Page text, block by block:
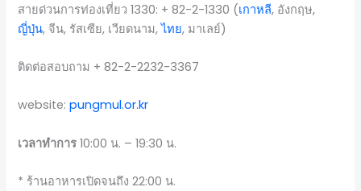
สายด่วนการท่องเที่ยว 1330: + 82-2-1330 (เกาหลี, อังกฤษ,
ญี่ปุ่น, จีน, รัสเซีย, เวียดนาม,ไทย, มาเลย์)
ติดต่อสอบถาม + 82-2-2232-3367
website:pungmul.or.kr
เวลาทำการ 10:00 น. – 19:30 น.
* ร้านอาหารเปิดจนถึง 22:00 น.